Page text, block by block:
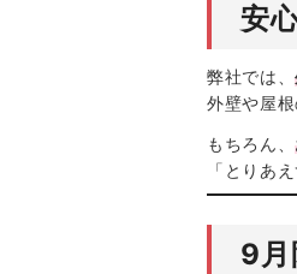
安
弊社では、
外壁や屋
もちろん、
「とりあ
9月